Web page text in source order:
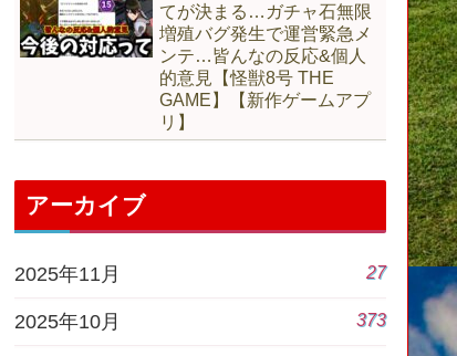
てが決まる…ガチャ石無限
増殖バグ発生で運営緊急メ
ンテ…皆んなの反応&個人
的意見【怪獣8号 THE
GAME】【新作ゲームアプ
リ】
アーカイブ
2025年11月 27
2025年10月 373